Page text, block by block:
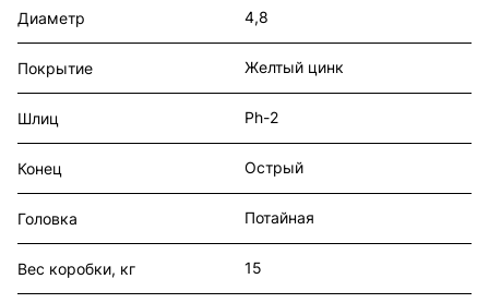
Диаметр 4,8
Покрытие Желтый цинк
Шлиц Ph-2
Конец Острый
Головка Потайная
Вес коробки, кг 15